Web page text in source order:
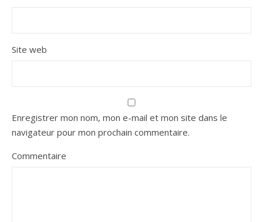
Site web
Enregistrer mon nom, mon e-mail et mon site dans le
navigateur pour mon prochain commentaire.
Commentaire